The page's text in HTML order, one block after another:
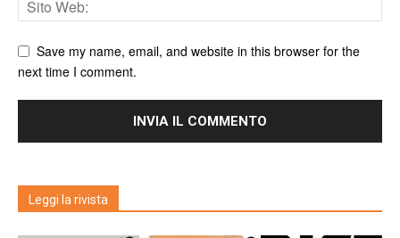
Save my name, email, and website in this browser for the
next time I comment.
Leggi la rivista